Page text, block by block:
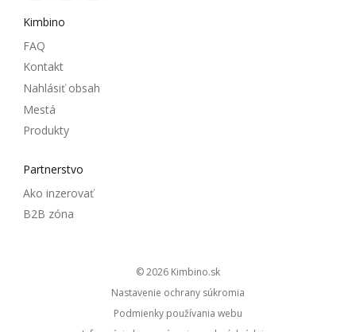
Kimbino
FAQ
Kontakt
Nahlásiť obsah
Mestá
Produkty
Partnerstvo
Ako inzerovať
B2B zóna
© 2026
kimbino.sk
Nastavenie ochrany súkromia
Podmienky používania webu